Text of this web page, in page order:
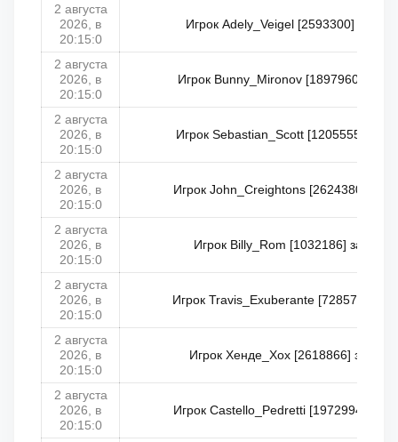
2 августа
2026, в
20:15:0
Игрок Adely_Veigel [2593300] занял
2 августа
2026, в
20:15:0
Игрок Bunny_Mironov [1897960]
2 августа
2026, в
20:15:0
Игрок Sebastian_Scott [1205555]
2 августа
2026, в
20:15:0
Игрок John_Creightons [2624380]
2 августа
2026, в
20:15:0
Игрок Billy_Rom [1032186] занял
2 августа
2026, в
20:15:0
Игрок Travis_Exuberante [728571]
2 августа
2026, в
20:15:0
Игрок Хенде_Хох [2618866] занял
2 августа
2026, в
20:15:0
Игрок Castello_Pedretti [1972994]